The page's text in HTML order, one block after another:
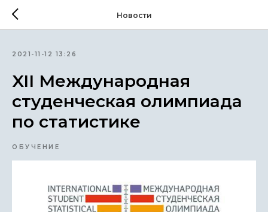
Новости
2021-11-12 13:26
XII Международная
студенческая олимпиада
по статистике
ОБУЧЕНИЕ